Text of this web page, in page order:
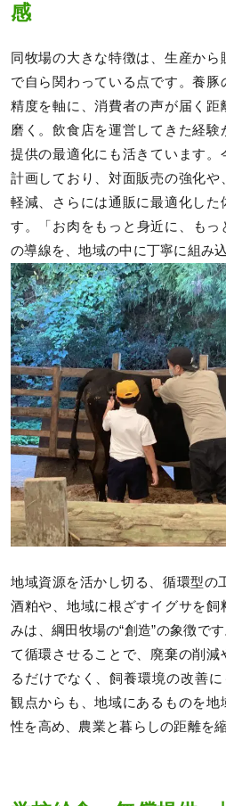
感
同牧場の大きな特徴は、生産から
で自ら関わっている点です。養
精度を軸に、消費者の声が届く距
磨く。飲食店を運営してきた経
提供の最適化にも活きています。
計画しており、対面販売の強化
軽減、さらには通販に最適化し
す。「お肉をもっと身近に、も
の導線を、地域の中に丁寧に組み
地域資源を活かし切る、循環型の
酒粕や、地域に根ざすイグサを飼
みは、綱田牧場の“創造”の象徴で
て循環させることで、廃棄の削減
るだけでなく、飼養環境の改善
観点からも、地域にあるものを
性を高め、農業と暮らしの距離を